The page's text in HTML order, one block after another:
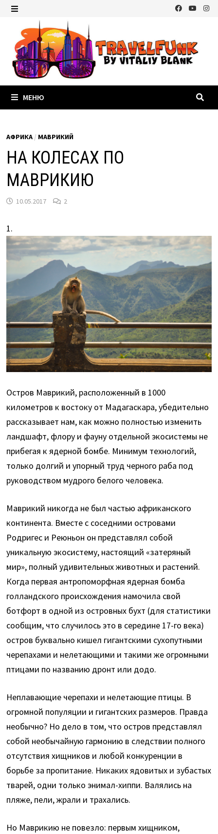
Перейти
содержимому
МЕНЮ
АФРИКА / МАВРИКИЙ
НА КОЛЕСАХ ПО
МАВРИКИЮ
10.05.2017 2
1.
Остров Маврикий, расположенный в 1000
километров к востоку от Мадагаскара, убедительно
рассказывает нам, как можно полностью изменить
ландшафт, флору и фауну отдельной экосистемы не
прибегая к ядерной бомбе. Минимум технологий,
только долгий и упорный труд черного раба под
руководством мудрого белого человека.
Маврикий никогда не был частью африканского
континента. Вместе с соседними островами
Родригес и Реюньон он представлял собой
уникальную экосистему, настоящий «затеряный
мир», полный удивительных животных и растений.
Когда первая антропоморфная ядерная бомба
голландского происхождения намочила свой
ботфорт в одной из островных бухт (для статистики
сообщим, что случилось это в середине 17-го века)
остров буквально кишел гигантскими сухопутными
черепахами и нелетающими и такими же огромными
птицами по названию дронт или додо.
Неплавающие черепахи и нелетающие птицы. В
огромной популяции и гигантских размеров. Правда
необычно? Но дело в том, что остров представлял
собой необычайную гармонию в следствии полного
отсутствия хищников и любой конкуренции в
борьбе за пропитание. Никаких ядовитых и зубастых
тварей, одни только энимал-хиппи. Валялись на
пляже, пели, жрали и трахались.
Но Маврикию не повезло: первым хищником,